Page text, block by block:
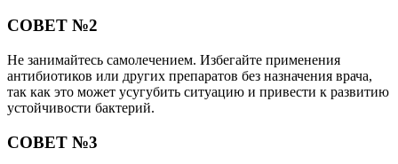
СОВЕТ №2
Не занимайтесь самолечением. Избегайте применения
антибиотиков или других препаратов без назначения врача,
так как это может усугубить ситуацию и привести к развитию
устойчивости бактерий.
СОВЕТ №3